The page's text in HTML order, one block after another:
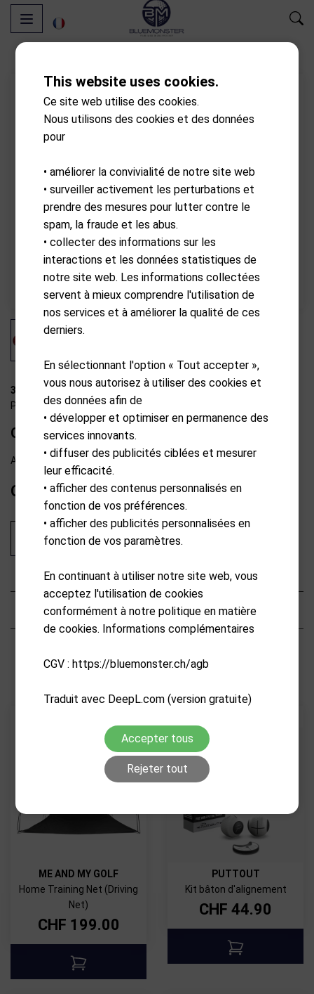
30-B0002
Pure2Improve
Golf Impact Balls - x6
Available from external warehouse
CHF 17.90
Ajouter au panier
Caractéristiques
ME AND MY GOLF
Home Training Net (Driving
Net)
CHF 199.00
PUTTOUT
Kit bâton d'alignement
CHF 44.90
This website uses cookies.
Ce site web utilise des cookies.
Nous utilisons des cookies et des données
pour
• améliorer la convivialité de notre site web
• surveiller activement les perturbations et
prendre des mesures pour lutter contre le
spam, la fraude et les abus.
• collecter des informations sur les
interactions et les données statistiques de
notre site web. Les informations collectées
servent à mieux comprendre l'utilisation de
nos services et à améliorer la qualité de ces
derniers.
En sélectionnant l'option « Tout accepter »,
vous nous autorisez à utiliser des cookies et
des données afin de
• développer et optimiser en permanence des
services innovants.
• diffuser des publicités ciblées et mesurer
leur efficacité.
• afficher des contenus personnalisés en
fonction de vos préférences.
• afficher des publicités personnalisées en
fonction de vos paramètres.
En continuant à utiliser notre site web, vous
acceptez l'utilisation de cookies
conformément à notre politique en matière
de cookies. Informations complémentaires
CGV : https://bluemonster.ch/agb
Traduit avec DeepL.com (version gratuite)
Accepter tous
Rejeter tout